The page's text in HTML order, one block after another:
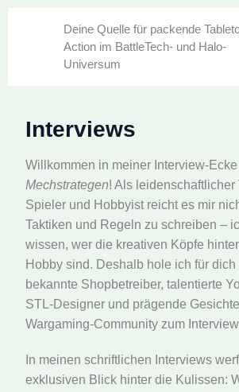
Deine Quelle für packende
Action im BattleTech- und Halo-
Universum
Interviews
Willkommen in meiner Interview-
Mechstrategen! Als leidenschaftlicher
Spieler und Hobbyist reicht es mir
Taktiken und Regeln zu schreiben –
wissen, wer die kreativen Köpfe
Hobby sind. Deshalb hole ich für
bekannte Shopbetreiber, talentierte
STL-Designer und prägende
Wargaming-Community zum
In meinen schriftlichen Interviews
exklusiven Blick hinter die Kulissen: